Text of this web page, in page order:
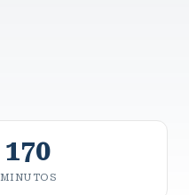
170
MINUTOS